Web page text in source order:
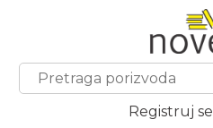
Registruj se